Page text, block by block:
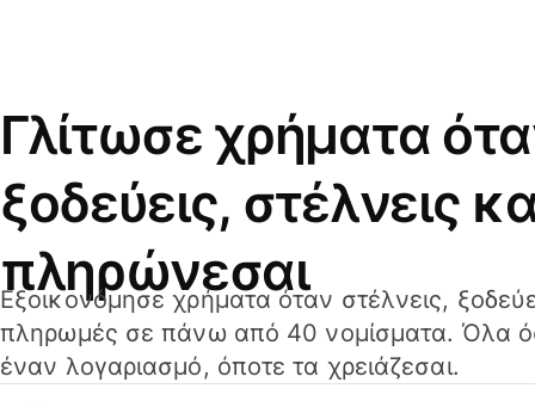
Γλίτωσε χρήματα
ξοδεύεις, στέλνεις
πληρώνεσαι
Εξοικονόμησε χρήματα όταν στέλνεις,
πληρωμές σε πάνω από 40 νομίσματα. Όλα
έναν λογαριασμό, όποτε τα χρειάζεσαι.